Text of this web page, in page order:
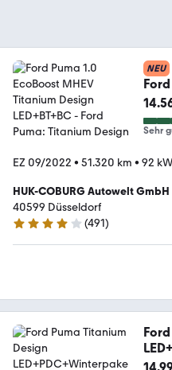
NEU
Sehr
EZ 09/2022 • 51.320 km • 92
HUK-COBURG Autowelt GmbH
40599 Düsseldorf
4.1 Sterne
(491)